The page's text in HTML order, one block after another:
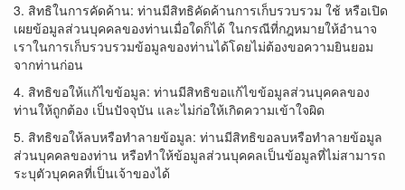
3. สิทธิในการคัดค้าน: ท่านมีสิทธิคัดค้านการเก็บรวบรวม ใช้ หรือเปิด
เผยข้อมูลส่วนบุคคลของท่านเมื่อใดก็ได้ ในกรณีที่กฎหมายให้อำนาจ
เราในการเก็บรวบรวมข้อมูลของท่านได้โดยไม่ต้องขอความยินยอม
จากท่านก่อน
4. สิทธิขอให้แก้ไขข้อมูล: ท่านมีสิทธิขอแก้ไขข้อมูลส่วนบุคคลของ
ท่านให้ถูกต้อง เป็นปัจจุบัน และไม่ก่อให้เกิดความเข้าใจผิด
5. สิทธิขอให้ลบหรือทำลายข้อมูล: ท่านมีสิทธิขอลบหรือทำลายข้อมูล
ส่วนบุคคลของท่าน หรือทำให้ข้อมูลส่วนบุคคลเป็นข้อมูลที่ไม่สามารถ
ระบุตัวบุคคลที่เป็นเจ้าของได้